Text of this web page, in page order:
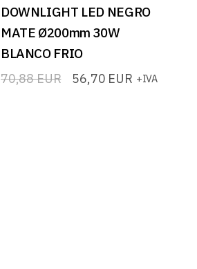
DOWNLIGHT LED NEGRO
MATE Ø200mm 30W
BLANCO FRIO
70,88EUR
El 56,70 EUR
El +IVA